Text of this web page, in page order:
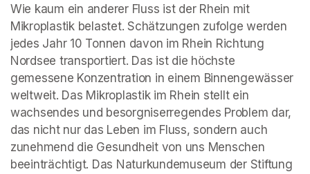
Wie kaum ein anderer Fluss ist der Rhein mit
Mikroplastik belastet. Schätzungen zufolge werden
jedes Jahr 10 Tonnen davon im Rhein Richtung
Nordsee transportiert. Das ist die höchste
gemessene Konzentration in einem Binnengewässer
weltweit. Das Mikroplastik im Rhein stellt ein
wachsendes und besorgniserregendes Problem dar,
das nicht nur das Leben im Fluss, sondern auch
zunehmend die Gesundheit von uns Menschen
beeinträchtigt. Das Naturkundemuseum der Stiftung